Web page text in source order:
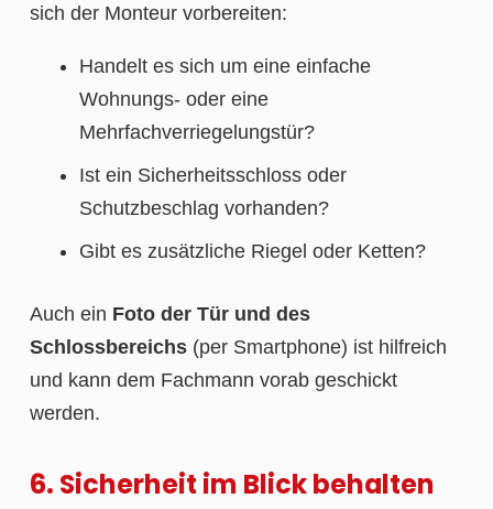
sich der Monteur vorbereiten:
Handelt es sich um eine einfache
Wohnungs- oder eine
Mehrfachverriegelungstür?
Ist ein Sicherheitsschloss oder
Schutzbeschlag vorhanden?
Gibt es zusätzliche Riegel oder Ketten?
Auch ein Foto der Tür und des
Schlossbereichs (per Smartphone) ist hilfreich
und kann dem Fachmann vorab geschickt
werden.
6. Sicherheit im Blick behalten